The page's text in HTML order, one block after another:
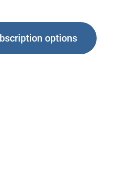
options